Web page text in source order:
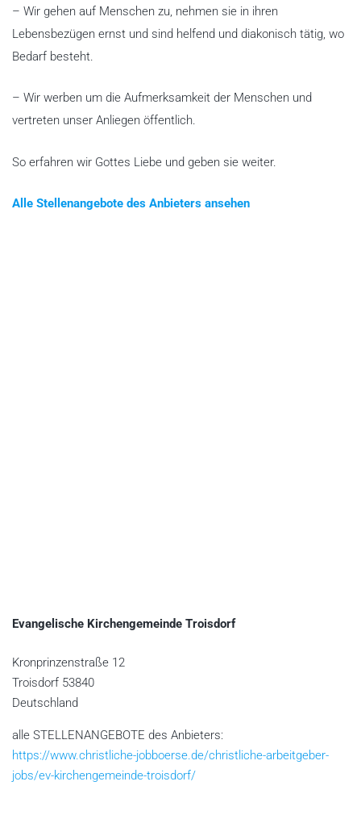
– Wir gehen auf Menschen zu, nehmen sie in ihren
Lebensbezügen ernst und sind helfend und diakonisch tätig, wo
Bedarf besteht.
– Wir werben um die Aufmerksamkeit der Menschen und
vertreten unser Anliegen öffentlich.
So erfahren wir Gottes Liebe und geben sie weiter.
Alle Stellenangebote des Anbieters ansehen
Evangelische Kirchengemeinde Troisdorf
Kronprinzenstraße 12
Troisdorf 53840
Deutschland
alle STELLENANGEBOTE des Anbieters:
https://www.christliche-jobboerse.de/christliche-arbeitgeber-
jobs/ev-kirchengemeinde-troisdorf/